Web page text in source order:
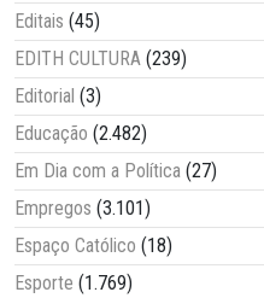
Editais (45)
EDITH CULTURA (239)
Editorial (3)
Educação (2.482)
Em Dia com a Política (27)
Empregos (3.101)
Espaço Católico (18)
Esporte (1.769)